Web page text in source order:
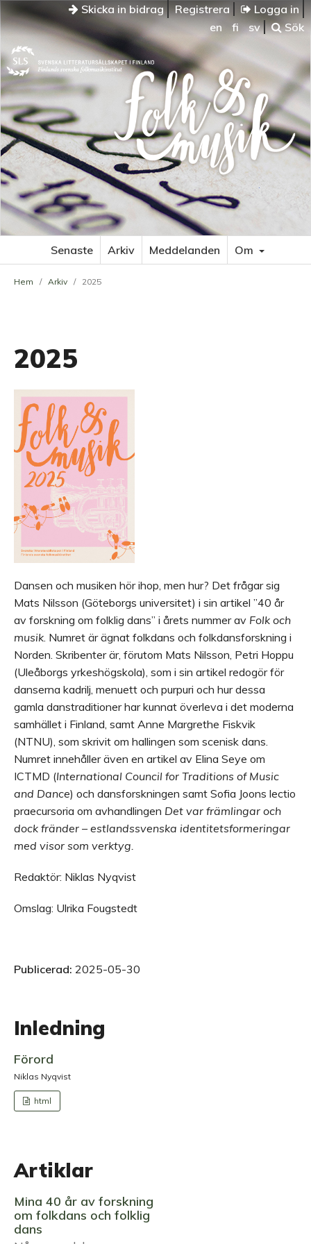
Skicka in bidrag Registrera
Logga in
en
fi sv Sök
Senaste Arkiv Meddelanden Om
Hem / Arkiv / 2025
2025
Dansen och musiken hör ihop, men hur? Det frågar sig
Mats Nilsson (Göteborgs universitet) i sin artikel ”40 år
av forskning om folklig dans” i årets nummer av Folk och
musik. Numret är ägnat folkdans och folkdansforskning i
Norden. Skribenter är, förutom Mats Nilsson, Petri Hoppu
(Uleåborgs yrkeshögskola), som i sin artikel redogör för
danserna kadrilj, menuett och purpuri och hur dessa
gamla danstraditioner har kunnat överleva i det moderna
samhället i Finland, samt Anne Margrethe Fiskvik
(NTNU), som skrivit om hallingen som scenisk dans.
Numret innehåller även en artikel av Elina Seye om
ICTMD (International Council for Traditions of Music
and Dance) och dansforskningen samt Sofia Joons lectio
praecursoria om avhandlingen Det var främlingar och
dock fränder – estlandssvenska identitetsformeringar
med visor som verktyg.
Redaktör: Niklas Nyqvist
Omslag: Ulrika Fougstedt
Publicerad: 2025-05-30
Inledning
Förord
Niklas Nyqvist
html
Artiklar
Mina 40 år av forskning
om folkdans och folklig
dans